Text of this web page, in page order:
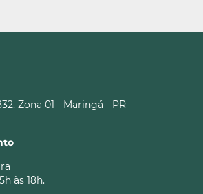
Zona 01 - Maringá - PR
às 18h.